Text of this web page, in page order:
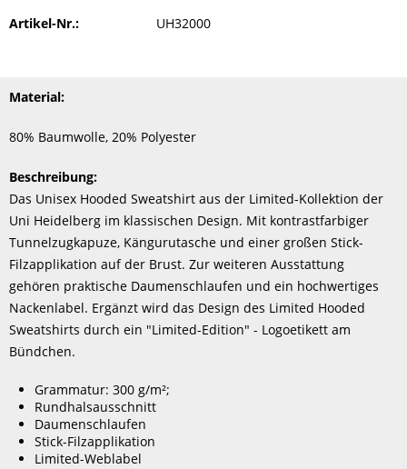
Artikel-Nr.: UH32000
Material:
80% Baumwolle, 20% Polyester
Beschreibung:
Das Unisex Hooded Sweatshirt aus der Limited-Kollektion der
Uni Heidelberg im klassischen Design. Mit kontrastfarbiger
Tunnelzugkapuze, Kängurutasche und einer großen Stick-
Filzapplikation auf der Brust. Zur weiteren Ausstattung
gehören praktische Daumenschlaufen und ein hochwertiges
Nackenlabel. Ergänzt wird das Design des Limited Hooded
Sweatshirts durch ein "Limited-Edition" - Logoetikett am
Bündchen.
Grammatur: 300 g/m²;
Rundhalsausschnitt
Daumenschlaufen
Stick-Filzapplikation
Limited-Weblabel